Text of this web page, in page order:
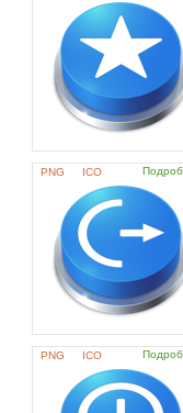
PNG ICO
PNG ICO